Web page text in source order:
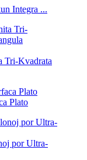
Integra ...
Tri-Kvadrata
Plato
por Ultra-